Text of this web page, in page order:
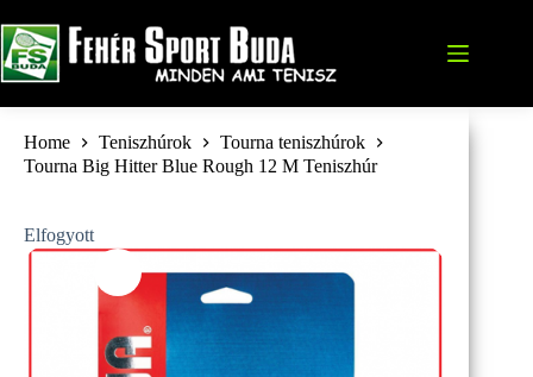
to
content
Home Teniszhúrok
Tourna teniszhúrok
Tourna Big Hitter Blue Rough 12 M Teniszhúr
Elfogyott